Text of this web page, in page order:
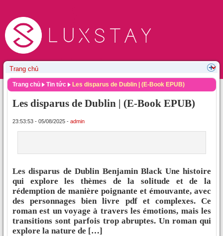
Trang chủ Tin tức Les disparus de Dublin | (E-Book EPUB)
Les disparus de Dublin | (E-Book EPUB)
23:53:53 - 05/08/2025 - admin
Les disparus de Dublin Benjamin Black Une histoire
qui explore les thèmes de la solitude et de la
rédemption de manière poignante et émouvante, avec
des personnages bien livre pdf et complexes. Ce
roman est un voyage à travers les émotions, mais les
transitions sont parfois trop abruptes. Un roman qui
explore la nature de […]